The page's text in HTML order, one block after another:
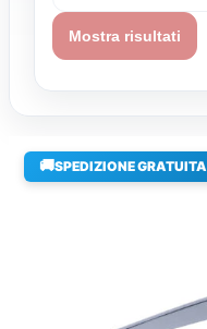
Mostra risultati
🚚SPEDIZIONE GRATUITA